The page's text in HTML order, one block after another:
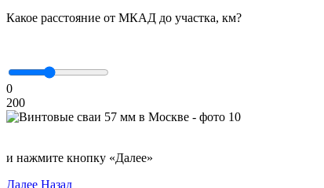
Какое расстояние от МКАД до участка, км?
0
200
и нажмите кнопку «Далее»
Далее Назад